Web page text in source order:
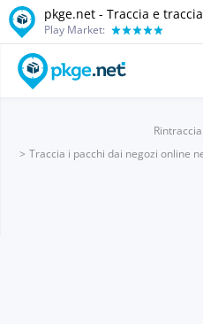
pkge.net - Traccia e traccia
Play Market:
Traccia i pacchi dai negozi online